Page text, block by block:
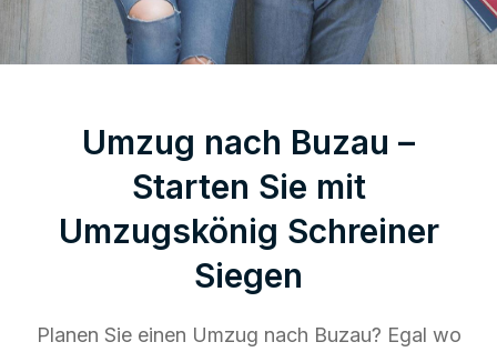
Umzug nach Buzau –
Starten Sie mit
Umzugskönig Schreiner
Siegen
Planen Sie einen Umzug nach Buzau? Egal wo